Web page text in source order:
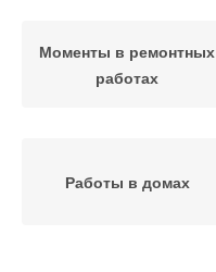
Моменты в ремонтных
работах
Работы в домах